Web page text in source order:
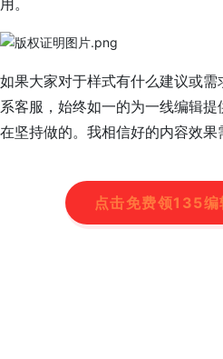
如果大家对于样式有什么建议或
系客服，始终如一的为一线编辑
在坚持做的。我相信好的内容效果
点击免费领135